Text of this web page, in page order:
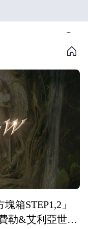
箱STEP1,2」
勒&艾利亞世界